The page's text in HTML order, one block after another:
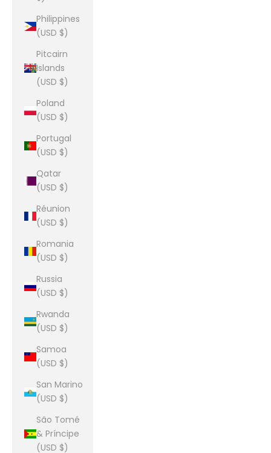
Philippines
(USD $)
Pitcairn
Islands
(USD $)
Poland
(USD $)
Portugal
(USD $)
Qatar
(USD $)
Réunion
(USD $)
Romania
(USD $)
Russia
(USD $)
Rwanda
(USD $)
Samoa
(USD $)
San Marino
(USD $)
São Tomé
& Príncipe
(USD $)